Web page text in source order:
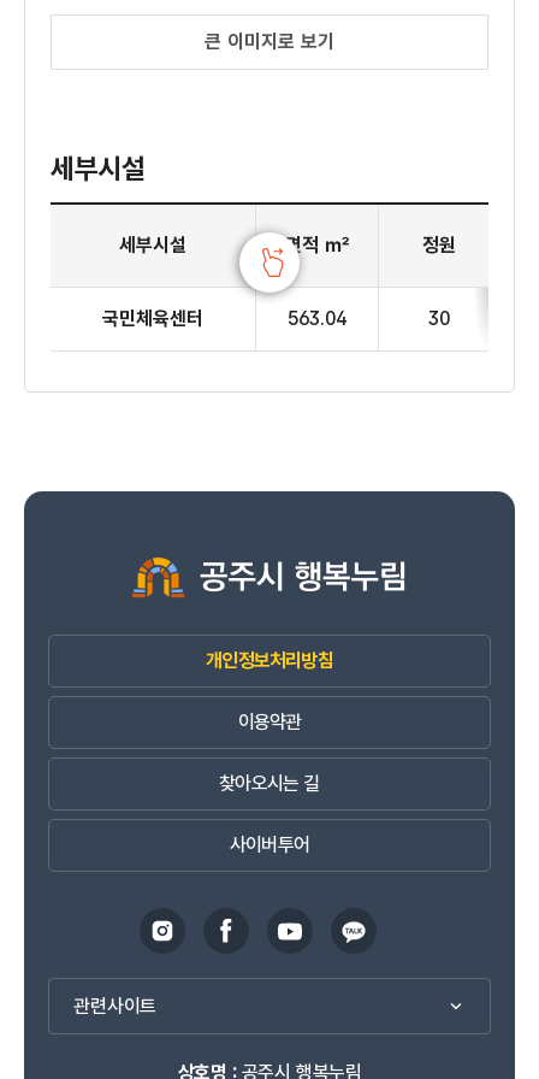
큰 이미지로 보기
세부시설
3층 국민체육센터 세부시설
세부시설
면적 ㎡ 정원
국민체육센터 563.04 30
개인정보처리방침
이용약관
찾아오시는 길
사이버투어
관련사이트
상호명 :공주시 행복누림